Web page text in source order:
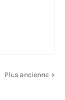
Plus ancienne